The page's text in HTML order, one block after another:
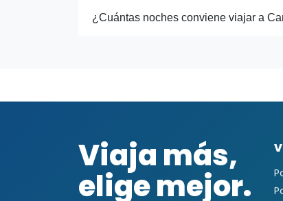
¿Cuántas noches conviene viajar a
Viaja más,
elige mejor.